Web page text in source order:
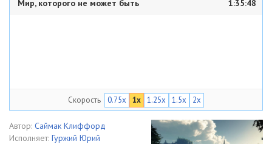
Мир, которого не может быть 1:35:48
Скорость 0.75x 1x 1.25x 1.5x 2x
Автор: Саймак Клиффорд
Исполняет: Гуржий Юрий